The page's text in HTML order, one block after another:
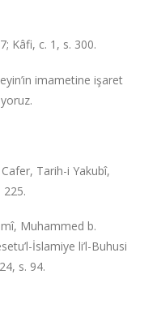
Kâfi, c. 1, s. 300.
imametine işaret
Tarih-i Yakubî,
225.
Muhammed b.
İslamiye li’l-Buhusi
s. 94.